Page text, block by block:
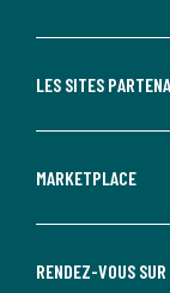
LES SITES
MARKETPLACE
RENDEZ-VOUS